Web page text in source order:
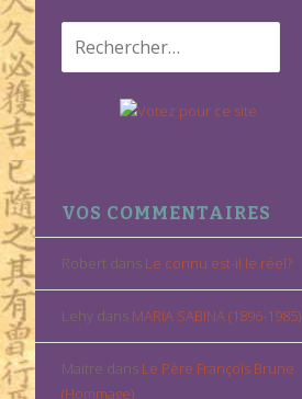
Rechercher :
VOS COMMENTAIRES
Robert dans Le connu est-il le réel?
Lehy dans MARIA SABINA (1896-1985)
Maitre dans Le Père François Brune
(Hommage)